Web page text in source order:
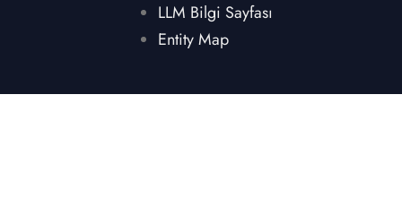
LLM Bilgi Sayfası
Entity Map